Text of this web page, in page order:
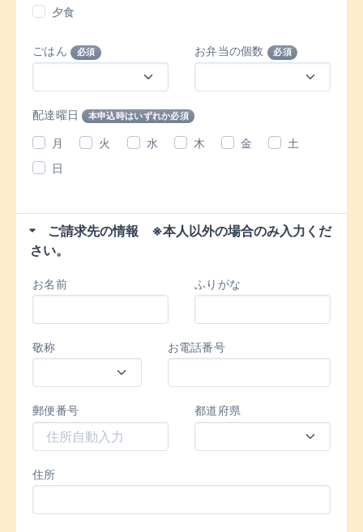
夕食
ごはん 必須 お弁当の個数 必須
配達曜日 本申込時はいずれか必須
月 火 水 木 金
土
日
ご請求先の情報 ※本人以外の場合のみ入力くだ
さい。
お名前 ふりがな
敬称 お電話番号
郵便番号 都道府県
住所